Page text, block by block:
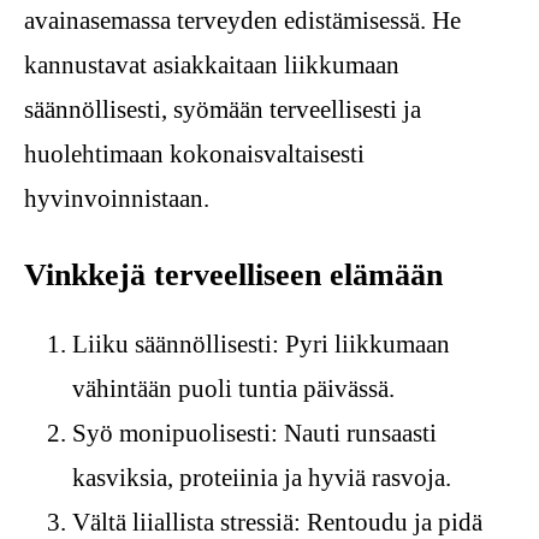
avainasemassa terveyden edistämisessä. He
kannustavat asiakkaitaan liikkumaan
säännöllisesti, syömään terveellisesti ja
huolehtimaan kokonaisvaltaisesti
hyvinvoinnistaan.
Vinkkejä terveelliseen elämään
Liiku säännöllisesti: Pyri liikkumaan
vähintään puoli tuntia päivässä.
Syö monipuolisesti: Nauti runsaasti
kasviksia, proteiinia ja hyviä rasvoja.
Vältä liiallista stressiä: Rentoudu ja pidä